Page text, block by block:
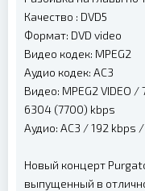
Качество : DVD5
Формат: DVD video
Видео кодек: MPEG2
Аудио кодек: AC3
Видео: MPEG2 VIDEO
6304 (7700) kbps
Аудио: AC3 / 192 kbps
Новый концерт
выпущенный в